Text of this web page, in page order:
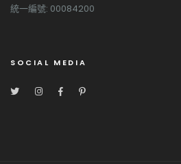
統一編號: 00084200
SOCIAL MEDIA